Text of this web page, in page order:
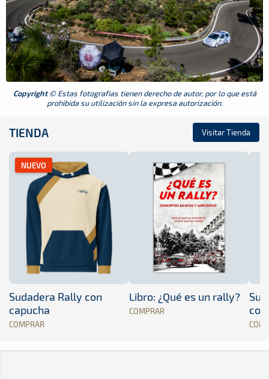
Copyright© Estas fotografias tienen derecho de autor, por lo que está
prohibida su utilización sin la expresa autorización.
TIENDA Visitar Tienda
NUEVO
Sudadera Rally con
capucha
COMPRAR
Libro: ¿Qué es un rally?
COMPRAR